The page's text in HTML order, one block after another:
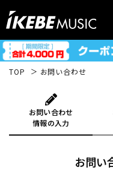
TOP お問い合わせ
お問い合わせ
情報の入力
お問い